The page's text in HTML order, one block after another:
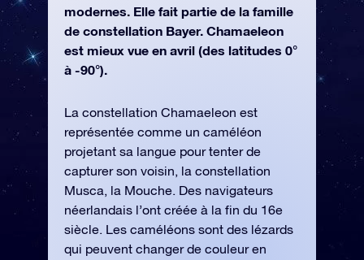
modernes. Elle fait partie de la famille
de constellation Bayer. Chamaeleon
est mieux vue en avril (des latitudes 0°
à -90°).
La constellation Chamaeleon est
représentée comme un caméléon
projetant sa langue pour tenter de
capturer son voisin, la constellation
Musca, la Mouche. Des navigateurs
néerlandais l’ont créée à la fin du 16e
siècle. Les caméléons sont des lézards
qui peuvent changer de couleur en